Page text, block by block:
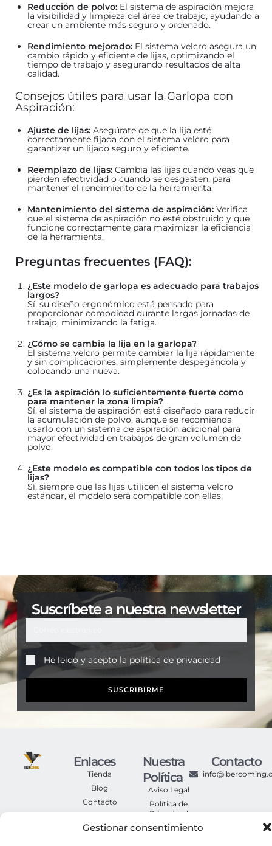
Gestionar consentimiento
Reducción de polvo: El sistema de aspiración mejora
la visibilidad y limpieza del área de trabajo, ayudando a
crear un ambiente más seguro y ordenado.
Rendimiento mejorado: El sistema velcro asegura un
cambio rápido y eficiente de lijas, optimizando el
tiempo de trabajo y asegurando resultados de alta
calidad.
Consejos útiles para usar la Garlopa con
Aspiración:
Ajuste de lijas: Asegúrate de que la lija esté
correctamente fijada con el sistema velcro para
garantizar un lijado seguro y eficiente.
Reemplazo de lijas: Cambia las lijas cuando veas que
pierden efectividad o cuando se desgasten, para
mantener el rendimiento de la herramienta.
Mantenimiento del sistema de aspiración: Verifica
que el sistema de aspiración no esté obstruido y que
funcione correctamente para maximizar la eficiencia
de la herramienta.
Preguntas frecuentes (FAQ):
¿Este modelo de garlopa es adecuado para trabajos
largos?
Sí, su diseño ergonómico está pensado para
proporcionar comodidad durante largas jornadas de
trabajo, minimizando la fatiga.
¿Cómo se cambia la lija en la garlopa?
El sistema velcro permite cambiar la lija rápidamente
y sin complicaciones, simplemente despegándola y
colocando una nueva.
¿Es la aspiración lo suficientemente fuerte como
para mantener la zona limpia?
Sí, el sistema de aspiración está diseñado para reducir
la acumulación de polvo, aunque se recomienda
usarlo con un sistema de aspiración adicional para
mayor efectividad en trabajos de gran volumen de
polvo.
¿Este modelo es compatible con todos los tipos de
lijas?
Sí, siempre que las lijas utilicen el sistema velcro
estándar, el modelo será compatible con ellas.
Suscríbete a nuestra newsletter
He leído y acepto la política de privacidad
SUSCRIBIRME
Enlaces
Tienda
Blog
Contacto
Nuestra
Política
Aviso Legal
Política de
Privacidad
Política de
Contacto